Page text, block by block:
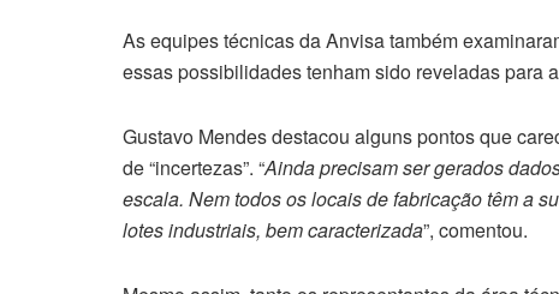
As equipes técnicas da Anvisa também
essas possibilidades tenham sido reveladas para
Gustavo Mendes destacou alguns pontos que
de “incertezas”. “Ainda precisam ser gerados
escala. Nem todos os locais de fabricação têm a
lotes industriais, bem caracterizada”, comentou.